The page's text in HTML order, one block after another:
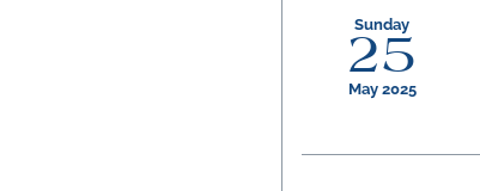
Sunday
25
May 2025